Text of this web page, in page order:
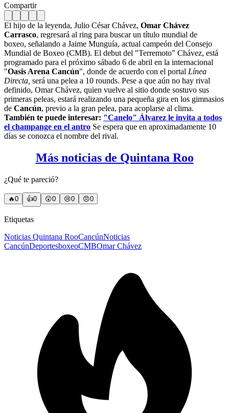
Compartir
El hijo de la leyenda, Julio César Chávez, Omar Chávez
Carrasco, regresará al ring para buscar un título mundial de
boxeo, señalando a Jaime Munguía, actual campeón del Consejo
Mundial de Boxeo (CMB). El debut del "Terremoto" Chávez, está
programado para el próximo sábado 6 de abril en la internacional
"Oasis Arena Cancún", donde de acuerdo con el portal Línea
Directa, será una pelea a 10 rounds. Pese a que aún no hay rival
definido, Omar Chávez, quien vuelve al sitio donde sostuvo sus
primeras peleas, estará realizando una pequeña gira en los gimnasios
de Cancún, previo a la gran pelea, para acoplarse al clima.
También te puede interesar: "Canelo" Álvarez le invita a todos
el champange en el antro Se espera que en aproximadamente 10
días se conozca el nombre del rival.
Más noticias de Quintana Roo
¿Qué te pareció?
🔥0 👍0 😲0 😢0 😠0
Etiquetas
Noticias Quintana RooCancúnNoticias
CancúnDeportesboxeoCMBOmar Chávez